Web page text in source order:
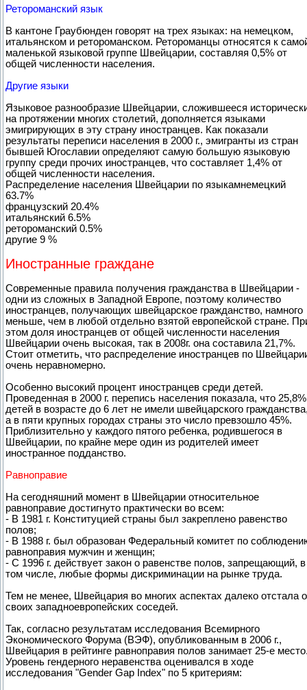
Ретороманский язык
В кантоне Граубюнден говорят на трех языках: на немецком,
итальянском и ретороманском. Ретороманцы относятся к
маленькой языковой группе Швейцарии, составляя 0,5% от
общей численности населения.
Другие языки
Языковое разнообразие Швейцарии, сложившееся
на протяжении многих столетий, дополняется языками
эмигрирующих в эту страну иностранцев. Как показали
результаты переписи населения в 2000 г., эмигранты из стран
бывшей Югославии определяют самую большую языковую
группу среди прочих иностранцев, что составляет 1,4% от
общей численности населения.
Распределение населения Швейцарии по языкамнемецкий
63.7%
французский 20.4%
итальянский 6.5%
ретороманский 0.5%
другие 9 %
Иностранные граждане
Современные правила получения гражданства в Швейцарии -
одни из сложных в Западной Европе, поэтому количество
иностранцев, получающих швейцарское гражданство, намного
меньше, чем в любой отдельно взятой европейской стране.
этом доля иностранцев от общей численности населения
Швейцарии очень высокая, так в 2008г. она составила 21,7%.
Стоит отметить, что распределение иностранцев по
очень неравномерно.
Особенно высокий процент иностранцев среди детей.
Проведенная в 2000 г. перепись населения показала, что 25,8%
детей в возрасте до 6 лет не имели швейцарского
а в пяти крупных городах страны это число превзошло 45%.
Приблизительно у каждого пятого ребенка, родившегося в
Швейцарии, по крайне мере один из родителей имеет
иностранное подданство.
Равноправие
На сегодняшний момент в Швейцарии относительное
равноправие достигнуто практически во всем:
- В 1981 г. Конституцией страны был закреплено равенство
полов;
- В 1988 г. был образован Федеральный комитет по
равноправия мужчин и женщин;
- С 1996 г. действует закон о равенстве полов, запрещающий, в
том числе, любые формы дискриминации на рынке труда.
Тем не менее, Швейцария во многих аспектах далеко отстала
своих западноевропейских соседей.
Так, согласно результатам исследования Всемирного
Экономического Форума (ВЭФ), опубликованным в 2006 г.,
Швейцария в рейтинге равноправия полов занимает 25-е
Уровень гендерного неравенства оценивался в ходе
исследования "Gender Gap Index" по 5 критериям: